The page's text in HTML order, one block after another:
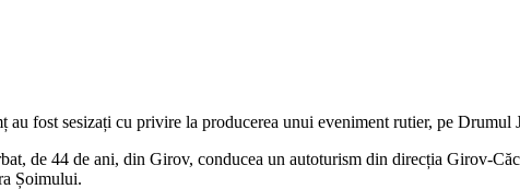
fost sesizați cu privire la producerea unui eveniment rutier, pe Drumul
de 44 de ani, din Girov, conducea un autoturism din direcția Girov-
Șoimului.